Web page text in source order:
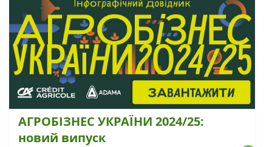
АГРОБІЗНЕС УКРАЇНИ 2024/25:
новий випуск